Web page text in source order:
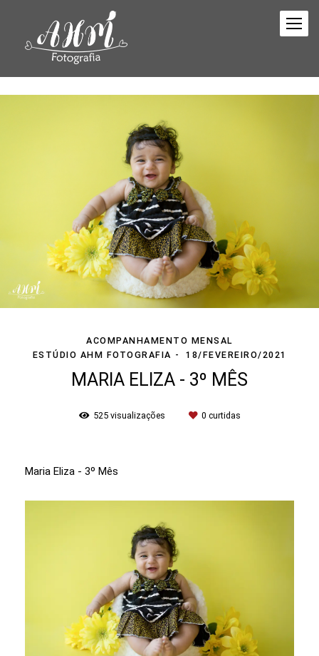
ACOMPANHAMENTO MENSAL
ESTÚDIO AHM FOTOGRAFIA
18/FEVEREIRO/2021
MARIA ELIZA - 3º MÊS
525visualizações 0 curtidas
Maria Eliza - 3º Mês